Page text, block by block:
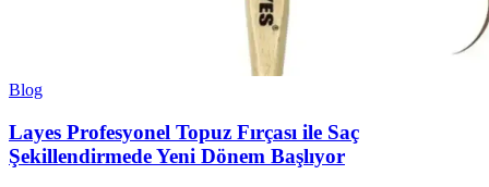
Blog
Layes Profesyonel Topuz Fırçası ile Saç
Şekillendirmede Yeni Dönem Başlıyor